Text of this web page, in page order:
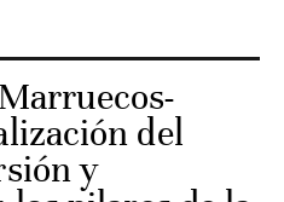
Marruecos-
del
y